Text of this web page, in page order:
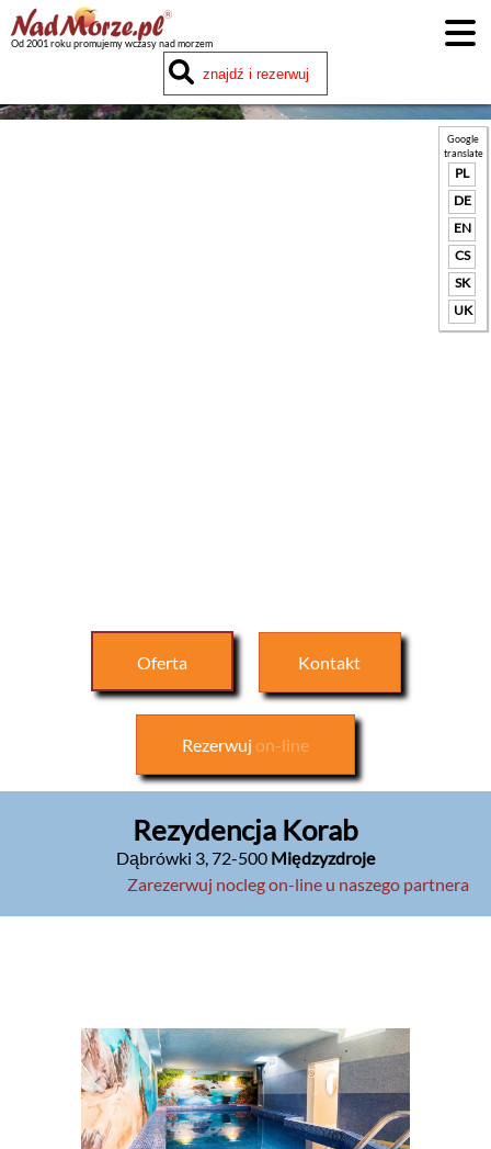
Od 2001 roku promujemy wczasy nad morzem
Google
translate
PL
DE
EN
CS
SK
UK
Oferta Kontakt
Rezerwuj on-line
Rezydencja Korab
Dąbrówki 3,72-500 Międzyzdroje
Zarezerwuj nocleg on-line u naszego partnera